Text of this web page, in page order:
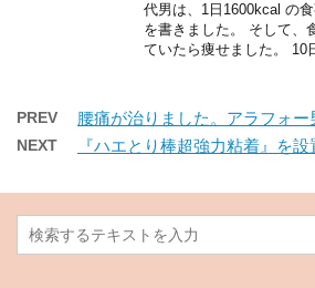
代男は、1日1600kcal の
を書きました。 そして、
ていたら痩せました。
PREV 腰痛が治りました。アラフォ
NEXT 『ハエとり棒超強力粘着』を設